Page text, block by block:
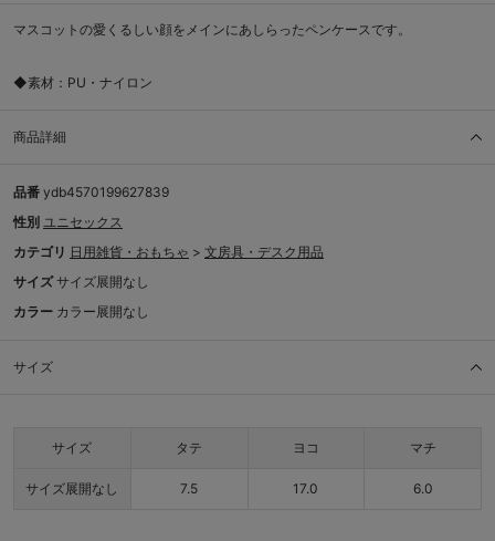
マスコットの愛くるしい顔をメインにあしらったペンケースです。
◆素材：PU・ナイロン
商品詳細
品番 ydb4570199627839
性別 ユニセックス
カテゴリ 日用雑貨・おもちゃ > 文房具・デスク用品
サイズ サイズ展開なし
カラー カラー展開なし
サイズ
サイズ タテ ヨコ マチ
サイズ展開なし 7.5 17.0 6.0